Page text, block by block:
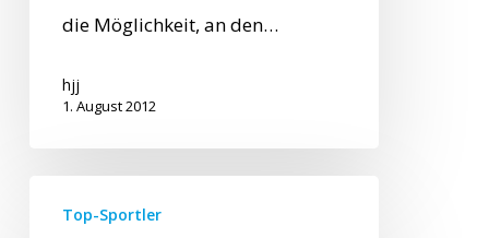
die Möglichkeit, an den…
hjj
1. August 2012
Top-Sportler